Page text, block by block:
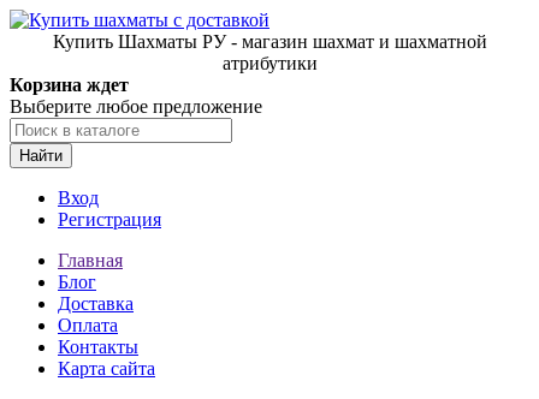
Купить Шахматы РУ - магазин шахмат и шахматной
атрибутики
Корзина ждет
Выберите любое предложение
Найти
Вход
Регистрация
Главная
Блог
Доставка
Оплата
Контакты
Карта сайта